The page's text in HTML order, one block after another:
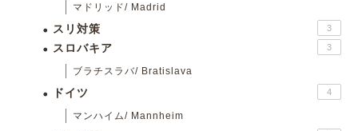
マドリッド/ Madrid
スリ対策 3
スロバキア 3
ブラチスラバ/ Bratislava
ドイツ 4
マンハイム/ Mannheim